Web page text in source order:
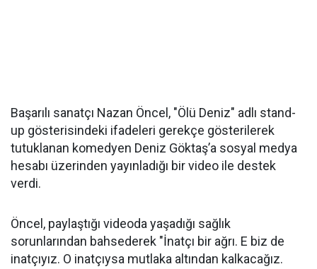
Başarılı sanatçı Nazan Öncel, "Ölü Deniz" adlı stand-
up gösterisindeki ifadeleri gerekçe gösterilerek
tutuklanan komedyen Deniz Göktaş’a sosyal medya
hesabı üzerinden yayınladığı bir video ile destek
verdi.
Öncel, paylaştığı videoda yaşadığı sağlık
sorunlarından bahsederek "İnatçı bir ağrı. E biz de
inatçıyız. O inatçıysa mutlaka altından kalkacağız.